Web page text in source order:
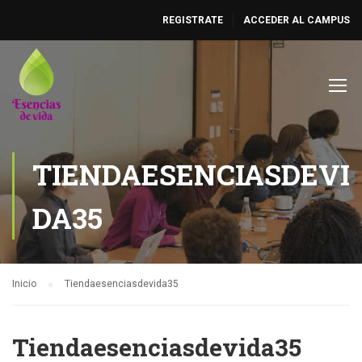
REGISTRATE ACCEDER AL CAMPUS
TIENDAESENCIASDEVI
DA35
Inicio Tiendaesenciasdevida35
Tiendaesenciasdevida35